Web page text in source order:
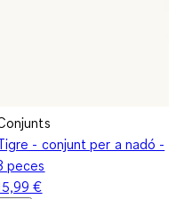
- conjunt per a nadó -
peces
€